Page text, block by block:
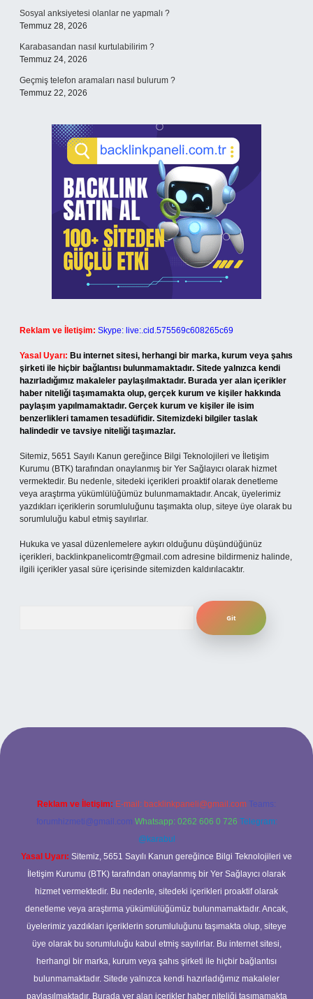
Sosyal anksiyetesi olanlar ne yapmalı ?
Temmuz 28, 2026
Karabasandan nasıl kurtulabilirim ?
Temmuz 24, 2026
Geçmiş telefon aramaları nasıl bulurum ?
Temmuz 22, 2026
Reklam ve İletişim: Skype: live:.cid.575569c608265c69
Yasal Uyarı: Bu internet sitesi, herhangi bir marka, kurum veya şahıs
şirketi ile hiçbir bağlantısı bulunmamaktadır. Sitede yalnızca kendi
hazırladığımız makaleler paylaşılmaktadır. Burada yer alan içerikler
haber niteliği taşımamakta olup, gerçek kurum ve kişiler hakkında
paylaşım yapılmamaktadır. Gerçek kurum ve kişiler ile isim
benzerlikleri tamamen tesadüfidir. Sitemizdeki bilgiler taslak
halindedir ve tavsiye niteliği taşımazlar.
Sitemiz, 5651 Sayılı Kanun gereğince Bilgi Teknolojileri ve İletişim
Kurumu (BTK) tarafından onaylanmış bir Yer Sağlayıcı olarak hizmet
vermektedir. Bu nedenle, sitedeki içerikleri proaktif olarak denetleme
veya araştırma yükümlülüğümüz bulunmamaktadır. Ancak, üyelerimiz
yazdıkları içeriklerin sorumluluğunu taşımakta olup, siteye üye olarak bu
sorumluluğu kabul etmiş sayılırlar.
Hukuka ve yasal düzenlemelere aykırı olduğunu düşündüğünüz
içerikleri, backlinkpanelicomtr@gmail.com adresine bildirmeniz halinde,
ilgili içerikler yasal süre içerisinde sitemizden kaldırılacaktır.
Reklam ve İletişim: E-mail: backlinkpaneli@gmail.com Teams:
forumhizmeti@gmail.com Whatsapp: 0262 606 0 726 Telegram:
@karabul
Yasal Uyarı: Sitemiz, 5651 Sayılı Kanun gereğince Bilgi Teknolojileri ve
İletişim Kurumu (BTK) tarafından onaylanmış bir Yer Sağlayıcı olarak
hizmet vermektedir. Bu nedenle, sitedeki içerikleri proaktif olarak
denetleme veya araştırma yükümlülüğümüz bulunmamaktadır. Ancak,
üyelerimiz yazdıkları içeriklerin sorumluluğunu taşımakta olup, siteye
üye olarak bu sorumluluğu kabul etmiş sayılırlar. Bu internet sitesi,
herhangi bir marka, kurum veya şahıs şirketi ile hiçbir bağlantısı
bulunmamaktadır. Sitede yalnızca kendi hazırladığımız makaleler
paylaşılmaktadır. Burada yer alan içerikler haber niteliği taşımamakta